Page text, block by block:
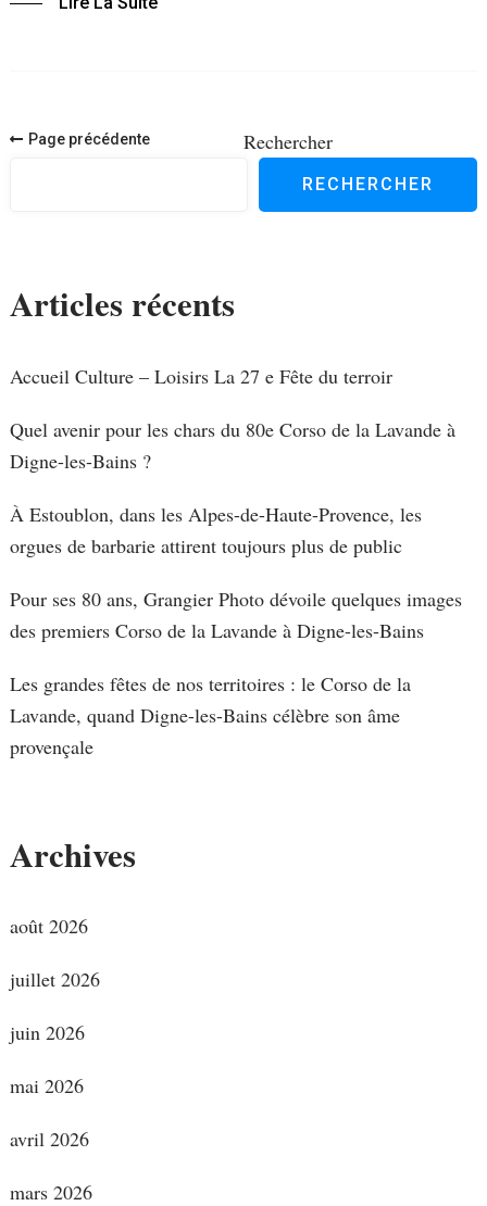
Navigation
Page précédente Rechercher
RECHERCHER
Articles récents
Accueil Culture – Loisirs La 27 e Fête du terroir
Quel avenir pour les chars du 80e Corso de la Lavande à
Digne-les-Bains ?
À Estoublon, dans les Alpes-de-Haute-Provence, les
orgues de barbarie attirent toujours plus de public
Pour ses 80 ans, Grangier Photo dévoile quelques images
des premiers Corso de la Lavande à Digne-les-Bains
Les grandes fêtes de nos territoires : le Corso de la
Lavande, quand Digne-les-Bains célèbre son âme
provençale
Archives
août 2026
juillet 2026
juin 2026
mai 2026
avril 2026
mars 2026